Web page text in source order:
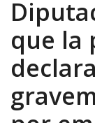
que la